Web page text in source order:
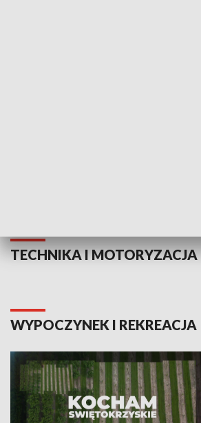
TECHNIKA I MOTORYZACJA
WYPOCZYNEK I REKREACJA